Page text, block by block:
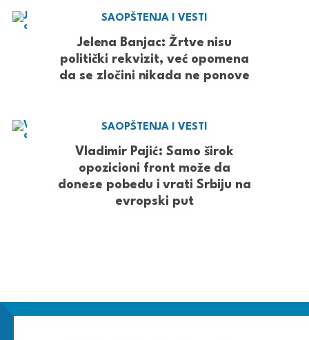
SAOPŠTENJA I VESTI
Jelena Banjac: Žrtve nisu
politički rekvizit, već opomena
da se zločini nikada ne ponove
SAOPŠTENJA I VESTI
Vladimir Pajić: Samo širok
opozicioni front može da
donese pobedu i vrati Srbiju na
evropski put